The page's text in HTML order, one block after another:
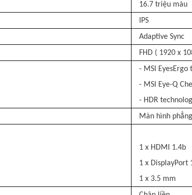
16.7 triệu màu
IPS
Adaptive Sync
FHD ( 1920 x
- MSI
- MSI Eye-Q
- HDR
Màn hình phẳng
1 x HDMI 1.4b
1 x DisplayPort
1 x 3.5 mm